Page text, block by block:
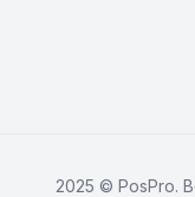
2025 © PosPro.